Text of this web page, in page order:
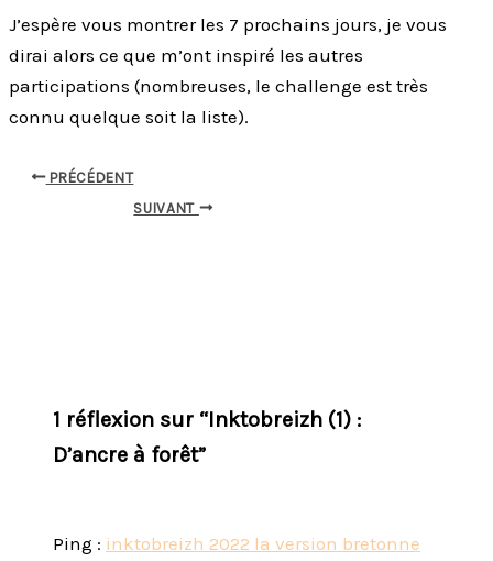
J’espère vous montrer les 7 prochains jours, je vous
dirai alors ce que m’ont inspiré les autres
participations (nombreuses, le challenge est très
connu quelque soit la liste).
PRÉCÉDENT
SUIVANT
1 réflexion sur “Inktobreizh (1) :
D’ancre à forêt”
Ping : inktobreizh 2022 la version bretonne